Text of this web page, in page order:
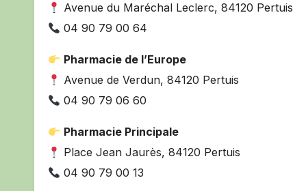
Avenue du Maréchal Leclerc, 84120 Pertuis
04 90 79 00 64
Pharmacie de l’Europe
Avenue de Verdun, 84120 Pertuis
04 90 79 06 60
Pharmacie Principale
Place Jean Jaurès, 84120 Pertuis
04 90 79 00 13